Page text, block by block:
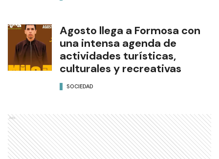
Agosto llega a Formosa con
una intensa agenda de
actividades turísticas,
culturales y recreativas
SOCIEDAD
Ads